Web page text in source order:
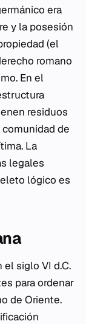
era
y la posesión
(el
romano
En el
residuos
de
La
legales
lógico es
siglo VI d.C.
para ordenar
de Oriente.